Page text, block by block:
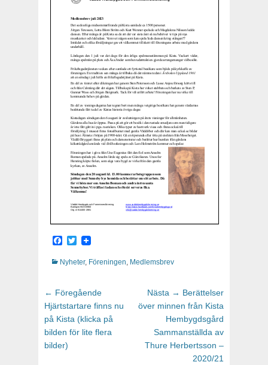
Facebook
Twitter
Kategorier
Nyheter, Föreningen, Medlemsbrev
Inläggsnavigering
← Föregående Föregående
inlägg:
Hjärtstartare finns nu
på Kista (klicka på
bilden för lite flera
bilder)
Nästa → Nästa
inlägg:
Berättelser
över minnen från Kista
Hembygdsgård
Sammanställda av
Thure Herbertsson –
2020/21